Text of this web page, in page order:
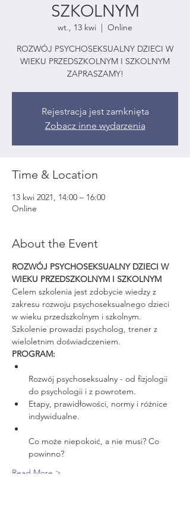
SZKOLNYM
wt., 13 kwi
  |
Online
ROZWÓJ PSYCHOSEKSUALNY DZIECI W
WIEKU PRZEDSZKOLNYM I SZKOLNYM
ZAPRASZAMY!
Rejestracja jest zamknięta
Zobacz inne wydarzenia
Time & Location
13 kwi 2021, 14:00 – 16:00
Online
About the Event
ROZWÓJ PSYCHOSEKSUALNY DZIECI W
WIEKU PRZEDSZKOLNYM I SZKOLNYM
Celem szkolenia jest zdobycie wiedzy z
zakresu rozwoju psychoseksualnego dzieci
w wieku przedszkolnym i szkolnym.
Szkolenie prowadzi psycholog, trener z
Rozwój psychoseksualny - od fizjologii
Etapy, prawidłowości, normy i różnice
Co może niepokoić, a nie musi? Co
powinno?
Read More >